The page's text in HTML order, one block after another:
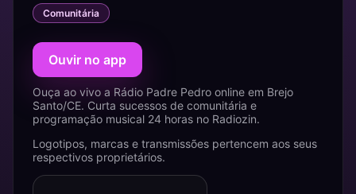
Comunitária
Ouvir no app
Ouça ao vivo a Rádio Padre Pedro online em Brejo
Santo/CE. Curta sucessos de comunitária e
programação musical 24 horas no Radiozin.
Logotipos, marcas e transmissões pertencem aos seus
respectivos proprietários.